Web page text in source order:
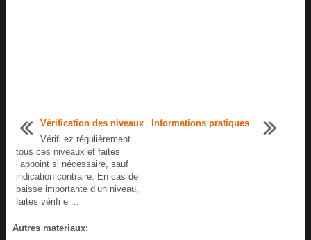
Vérification des niveaux
Vérifi ez régulièrement
tous ces niveaux et faites
l’appoint si nécessaire, sauf
indication contraire. En cas de
baisse importante d’un niveau,
faites vérifi e ...
Informations pratiques
Autres materiaux: